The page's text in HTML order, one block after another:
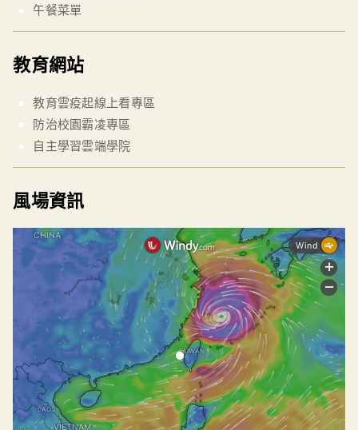
午餐菜單
教育網站
教育雲疫起線上看專區
防治校園霸凌專區
自主學習雲端學院
風場資訊